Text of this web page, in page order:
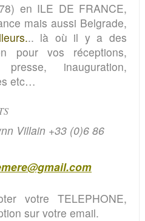
en ILE DE FRANCE,
mais aussi Belgrade,
.. là où il y a des
pour vos réceptions,
inauguration,
etc…
Villain +33 (0)6 86
votre TELEPHONE,
sur votre email.